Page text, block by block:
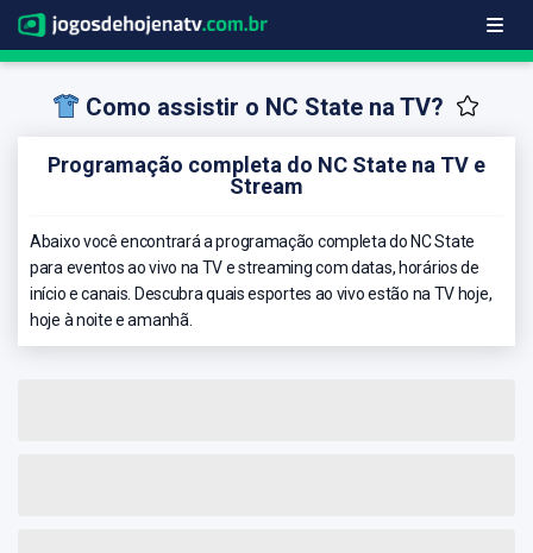
Como assistir o NC State na TV?
Programação completa do NC State na TV e
Stream
Abaixo você encontrará a programação completa do NC State
para eventos ao vivo na TV e streaming com datas, horários de
início e canais. Descubra quais esportes ao vivo estão na TV hoje,
hoje à noite e amanhã.